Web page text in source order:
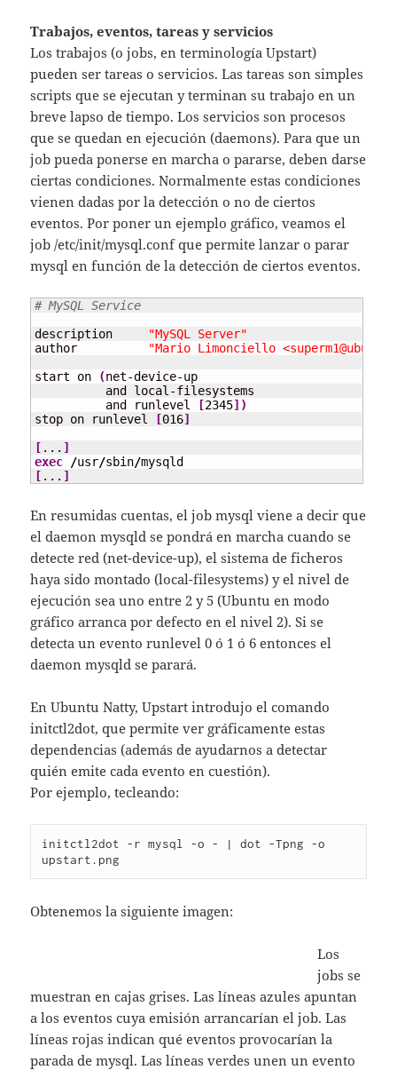
Trabajos, eventos, tareas y servicios
Los trabajos (o jobs, en terminología Upstart)
pueden ser tareas o servicios. Las tareas son simples
scripts que se ejecutan y terminan su trabajo en un
breve lapso de tiempo. Los servicios son procesos
que se quedan en ejecución (daemons). Para que un
job pueda ponerse en marcha o pararse, deben darse
ciertas condiciones. Normalmente estas condiciones
vienen dadas por la detección o no de ciertos
eventos. Por poner un ejemplo gráfico, veamos el
job /etc/init/mysql.conf que permite lanzar o parar
mysql en función de la detección de ciertos eventos.
# MySQL Service
description "MySQL Server"
author "Mario Limonciello
start on (net-device-up
          and local-filesystems
	  and runlevel
[2345] )
stop on runlevel
[016]
[ ... ]
exec /usr/sbin/
[ ... ]
En resumidas cuentas, el job mysql viene a decir que
el daemon mysqld se pondrá en marcha cuando se
detecte red (net-device-up), el sistema de ficheros
haya sido montado (local-filesystems) y el nivel de
ejecución sea uno entre 2 y 5 (Ubuntu en modo
gráfico arranca por defecto en el nivel 2). Si se
detecta un evento runlevel 0 ó 1 ó 6 entonces el
daemon mysqld se parará.
En Ubuntu Natty, Upstart introdujo el comando
initctl2dot, que permite ver gráficamente estas
dependencias (además de ayudarnos a detectar
quién emite cada evento en cuestión).
Por ejemplo, tecleando:
initctl2dot -r mysql -o - | dot -Tpng -o
Obtenemos la siguiente imagen:
Los
jobs se
muestran en cajas grises. Las líneas azules apuntan
a los eventos cuya emisión arrancarían el job. Las
líneas rojas indican qué eventos provocarían la
parada de mysql. Las líneas verdes unen un evento